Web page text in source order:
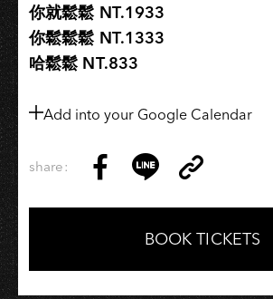
你就鬆鬆 NT.1933
你鬆鬆鬆 NT.1333
哈鬆鬆 NT.833
Add into your Google Calendar
share:
on
Facebook
on
LINE
Link
Copy
BOOK TICKETS